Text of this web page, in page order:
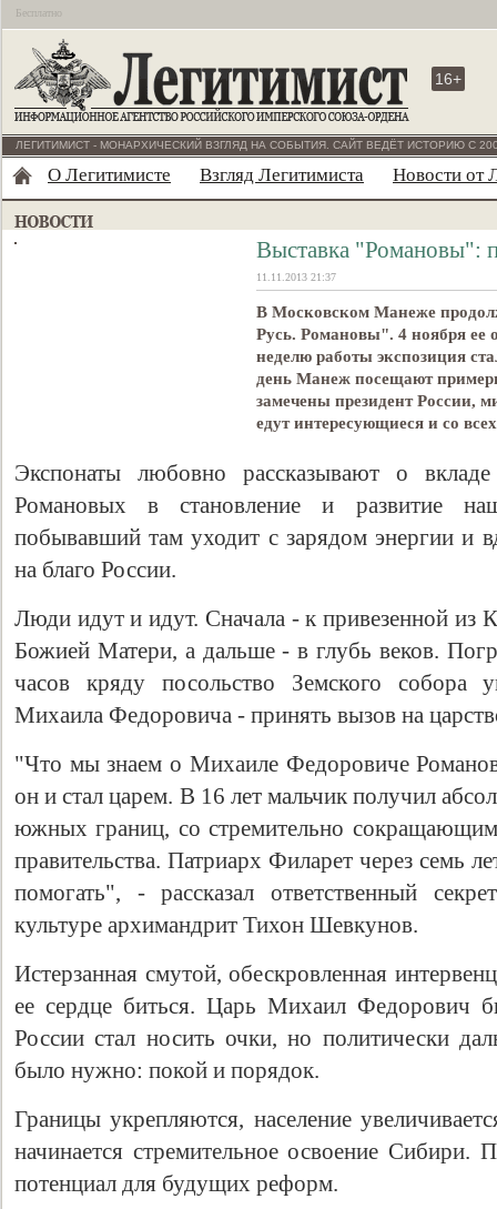
Бесплатно
16+
ЛЕГИТИМИСТ - МОНАРХИЧЕСКИЙ ВЗГЛЯД НА СОБЫТИЯ. САЙТ ВЕДЁТ ИСТОРИЮ С
О Легитимисте Взгляд Легитимиста Новости от
Выставка "Романовы":
11.11.2013 21:37
В Московском Манеже
Русь. Романовы". 4 ноября
неделю работы экспозиция
день Манеж посещают
замечены президент России,
едут интересующиеся и со
Экспонаты любовно рассказывают о
Романовых в становление и развитие
побывавший там уходит с зарядом энергии и
на благо России.
Люди идут и идут. Сначала - к привезенной из
Божией Матери, а дальше - в глубь веков.
часов кряду посольство Земского собора
Михаила Федоровича - принять вызов на
"Что мы знаем о Михаиле Федоровиче
он и стал царем. В 16 лет мальчик получил
южных границ, со стремительно
правительства. Патриарх Филарет через семь
помогать", - рассказал ответственный
культуре архимандрит Тихон Шевкунов.
Истерзанная смутой, обескровленная
ее сердце биться. Царь Михаил Федорович
России стал носить очки, но политически
было нужно: покой и порядок.
Границы укрепляются, население
начинается стремительное освоение Сибири.
потенциал для будущих реформ.